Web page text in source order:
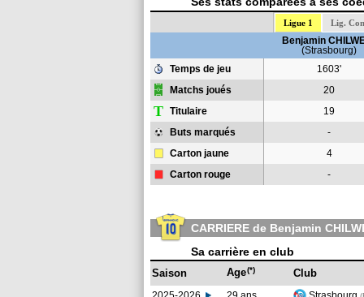
Ligue 1 Lig.
Benjamin
(Strasbourg)
Temps de jeu
1603'
Matchs joués 20
T Titulaire 19
Buts marqués -
Carton jaune 4
Carton rouge -
CARRIERE de Benjamin
Sa carrière en club
Saison Age(*) Club